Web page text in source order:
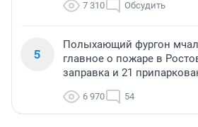
7 310 Обсудить
5
Полыхающий фургон мчал
главное о пожаре в
заправка и 21
6 970 54